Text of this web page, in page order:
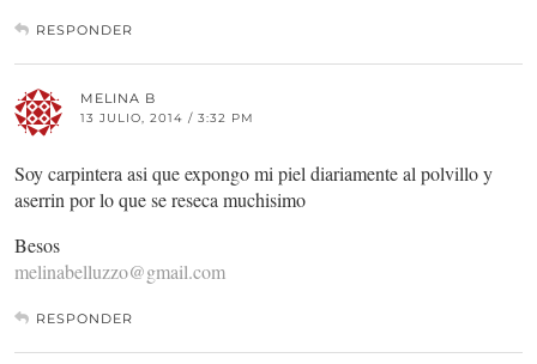
RESPONDER
MELINA B
13 JULIO, 2014 / 3:32 PM
Soy carpintera asi que expongo mi piel diariamente al polvillo y
aserrin por lo que se reseca muchisimo
Besos
melinabelluzzo@gmail.com
RESPONDER